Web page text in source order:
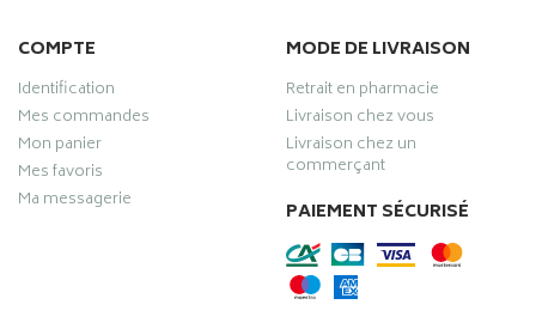
COMPTE
Identification
Mes commandes
Mon panier
Mes favoris
Ma messagerie
MODE DE LIVRAISON
Retrait en pharmacie
Livraison chez vous
Livraison chez un
commerçant
PAIEMENT SÉCURISÉ